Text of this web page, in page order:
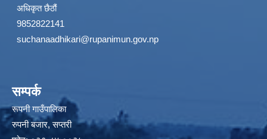
अधिकृत छैठौं
9852822141
suchanaadhikari@rupanimun.gov.np
सम्पर्क
रूपनी गाउँपालिका
रुपनी बजार, सप्तरी